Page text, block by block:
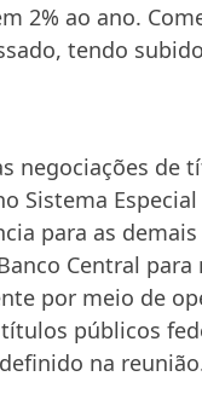
2% ao ano.
tendo
negociações de
Sistema
para as
Central
por meio de
públicos
na